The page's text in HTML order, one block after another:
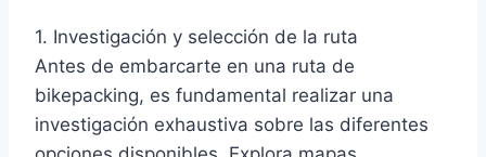
1. Investigación y selección de la ruta
Antes de embarcarte en una ruta de
bikepacking, es fundamental realizar una
investigación exhaustiva sobre las diferentes